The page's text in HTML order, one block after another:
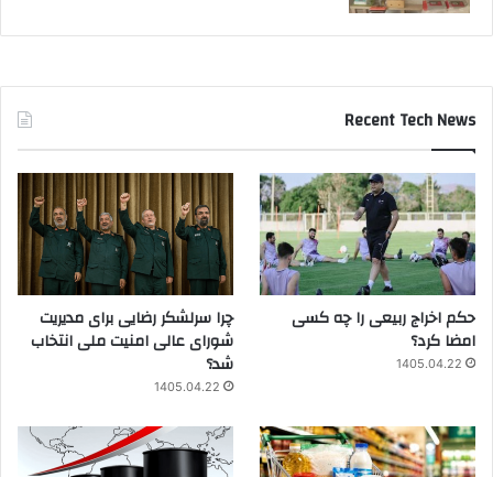
Recent Tech News
حکم اخراج ربیعی را چه کسی
امضا کرد؟
1405.04.22
چرا سرلشکر رضایی برای مدیریت
شورای عالی امنیت ملی انتخاب
شد؟
1405.04.22